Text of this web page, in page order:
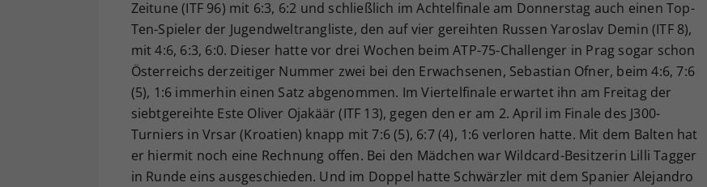
Zeitune (ITF 96) mit 6:3, 6:2 und schließlich im Achtelfinale am Donnerstag auch einen Top-
Ten-Spieler der Jugendweltrangliste, den auf vier gereihten Russen Yaroslav Demin (ITF 8),
mit 4:6, 6:3, 6:0. Dieser hatte vor drei Wochen beim ATP-75-Challenger in Prag sogar schon
Österreichs derzeitiger Nummer zwei bei den Erwachsenen, Sebastian Ofner, beim 4:6, 7:6
(5), 1:6 immerhin einen Satz abgenommen. Im Viertelfinale erwartet ihn am Freitag der
siebtgereihte Este Oliver Ojakäär (ITF 13), gegen den er am 2. April im Finale des J300-
Turniers in Vrsar (Kroatien) knapp mit 7:6 (5), 6:7 (4), 1:6 verloren hatte. Mit dem Balten hat
er hiermit noch eine Rechnung offen. Bei den Mädchen war Wildcard-Besitzerin Lilli Tagger
in Runde eins ausgeschieden. Und im Doppel hatte Schwärzler mit dem Spanier Alejandro